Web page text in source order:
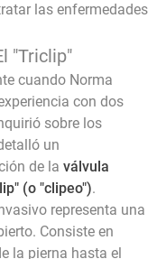
las enfermedades
"Triclip"
cuando Norma
con dos
sobre los
un
de la válvula
(o "clipeo").
representa una
Consiste en
la pierna hasta el